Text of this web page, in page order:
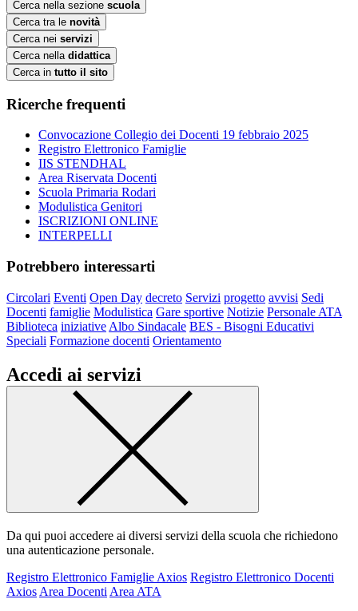
Cerca nella sezione scuola
Cerca tra le novità
Cerca nei servizi
Cerca nella didattica
Cerca in tutto il sito
Ricerche frequenti
Convocazione Collegio dei Docenti 19 febbraio 2025
Registro Elettronico Famiglie
IIS STENDHAL
Area Riservata Docenti
Scuola Primaria Rodari
Modulistica Genitori
ISCRIZIONI ONLINE
INTERPELLI
Potrebbero interessarti
Circolari Eventi Open Day decreto Servizi progetto avvisi Sedi
Docenti famiglie Modulistica Gare sportive Notizie Personale ATA
Biblioteca iniziative Albo Sindacale BES - Bisogni Educativi
Speciali Formazione docenti Orientamento
Accedi ai servizi
Da qui puoi accedere ai diversi servizi della scuola che richiedono
una autenticazione personale.
Registro Elettronico Famiglie Axios Registro Elettronico Docenti
Axios Area Docenti Area ATA